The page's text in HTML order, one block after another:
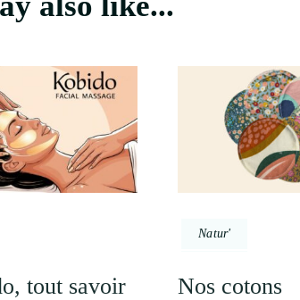
tout savoir
Natur'
Nos cotons